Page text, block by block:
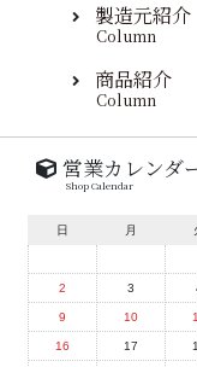
製造元紹介
Column
商品紹介
Column
営業カレンダ
Shop Calendar
日 月
2 3
9 10
16 17